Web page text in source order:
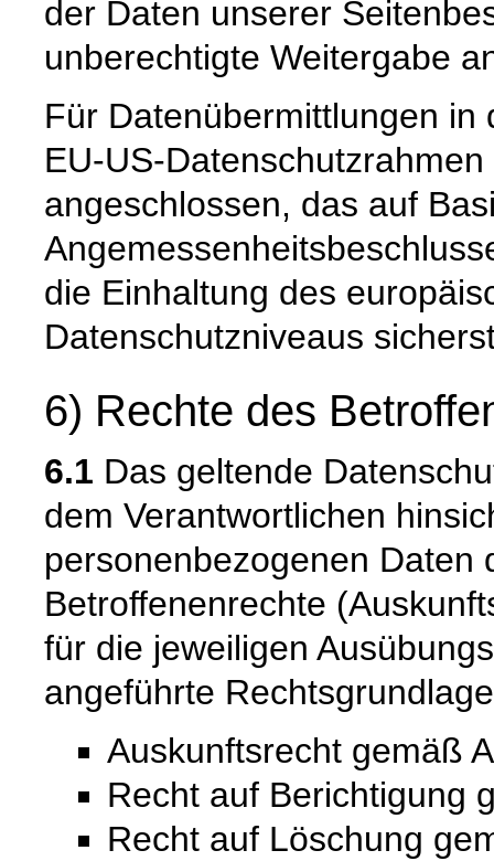
der Daten unserer
unberechtigte Weitergabe
Für Datenübermittlungen in
EU-US-
angeschlossen, das auf
die Einhaltung des
Datenschutzniveaus
6) Rechte des
6.1 Das geltende
dem Verantwortlichen
personenbezogenen Daten
Betroffenenrechte
für die jeweiligen
angeführte
Auskunftsrecht gemäß
Recht auf Berichtigung
Recht auf Löschung